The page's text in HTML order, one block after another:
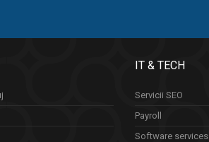
IT & TECH
Servicii SEO
Payroll
Software services